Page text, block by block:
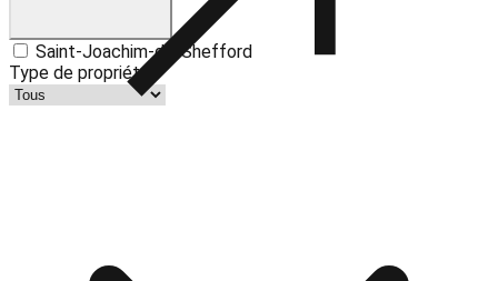
Saint-Joachim-de-Shefford
Type de propriété